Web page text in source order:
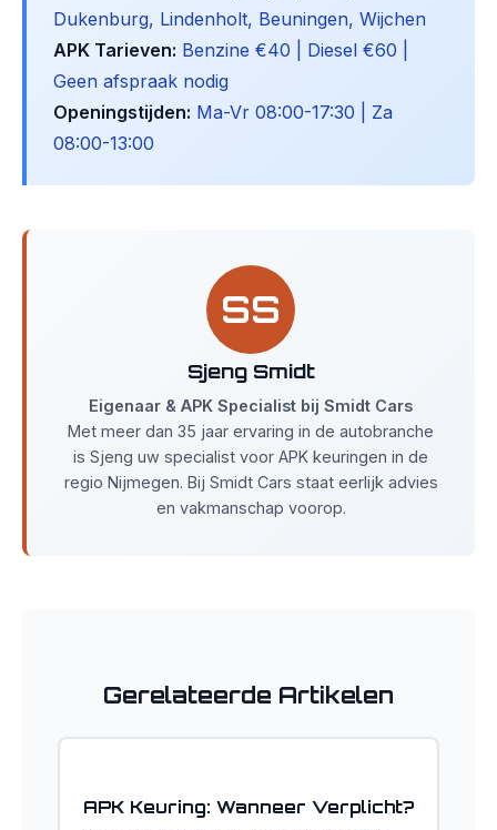
Dukenburg, Lindenholt, Beuningen, Wijchen
APK Tarieven: Benzine €40 | Diesel €60 |
Geen afspraak nodig
Openingstijden: Ma-Vr 08:00-17:30 | Za
08:00-13:00
SS
Sjeng Smidt
Eigenaar & APK Specialist bij Smidt Cars
Met meer dan 35 jaar ervaring in de autobranche
is Sjeng uw specialist voor APK keuringen in de
regio Nijmegen. Bij Smidt Cars staat eerlijk advies
en vakmanschap voorop.
Gerelateerde Artikelen
APK Keuring: Wanneer Verplicht?